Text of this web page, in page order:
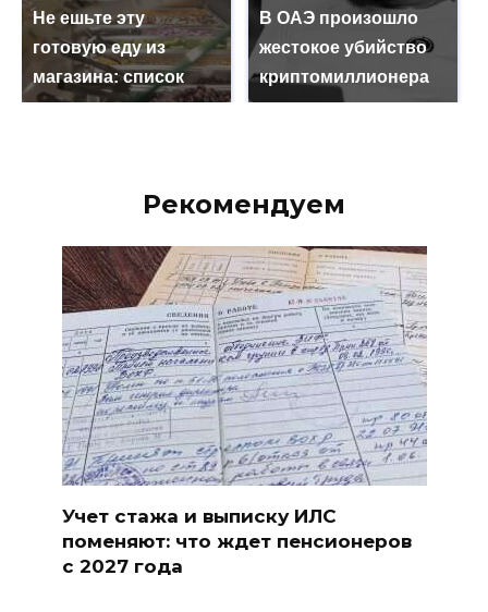
Не ешьте эту
готовую еду из
магазина: список
В ОАЭ произошло
жестокое убийство
криптомиллионера
Рекомендуем
Учет стажа и выписку ИЛС
поменяют: что ждет пенсионеров
с 2027 года